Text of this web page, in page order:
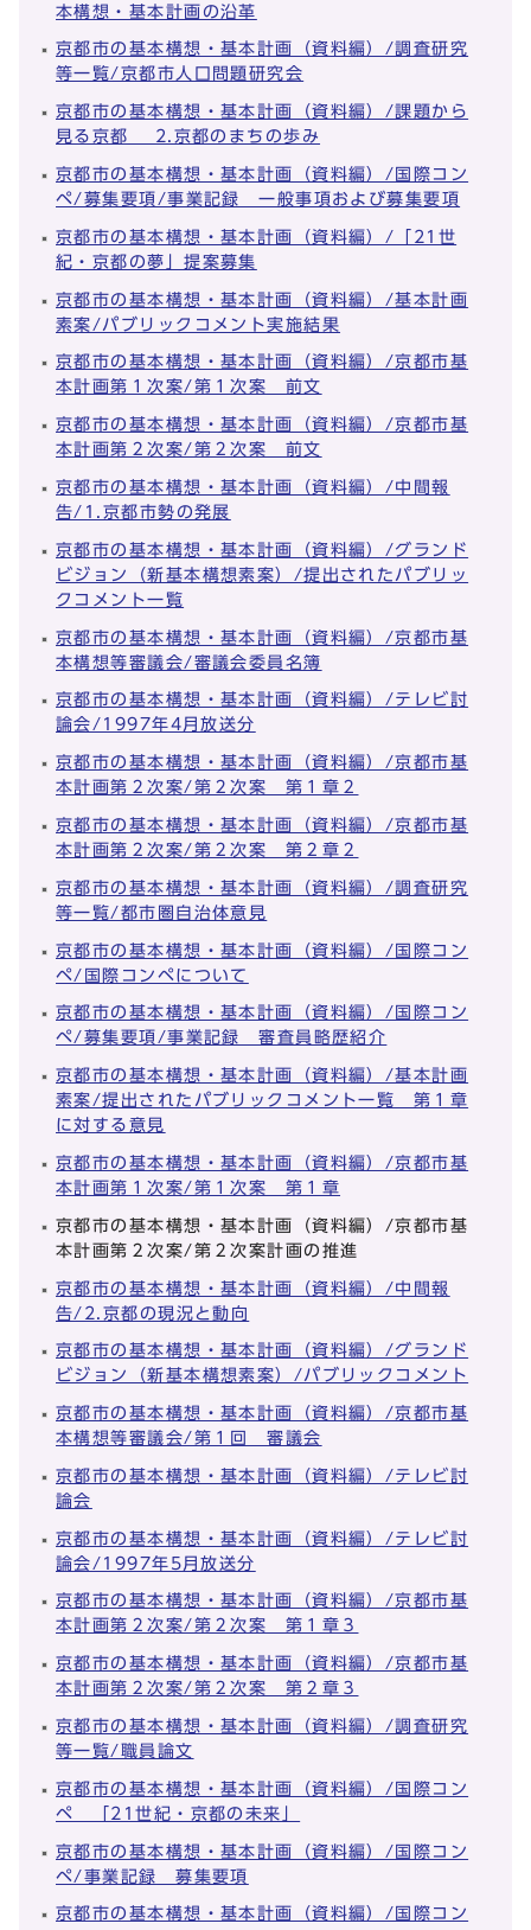
本構想・基本計画の沿革
京都市の基本構想・基本計画（資料編）/調査研究
等一覧/京都市人口問題研究会
京都市の基本構想・基本計画（資料編）/課題から
見る京都 2.京都のまちの歩み
京都市の基本構想・基本計画（資料編）/国際コン
ペ/募集要項/事業記録 一般事項および募集要項
京都市の基本構想・基本計画（資料編）/「21世
紀・京都の夢」提案募集
京都市の基本構想・基本計画（資料編）/基本計画
素案/パブリックコメント実施結果
京都市の基本構想・基本計画（資料編）/京都市基
本計画第１次案/第１次案 前文
京都市の基本構想・基本計画（資料編）/京都市基
本計画第２次案/第２次案 前文
京都市の基本構想・基本計画（資料編）/中間報
告/1.京都市勢の発展
京都市の基本構想・基本計画（資料編）/グランド
ビジョン（新基本構想素案）/提出されたパブリッ
クコメント一覧
京都市の基本構想・基本計画（資料編）/京都市基
本構想等審議会/審議会委員名簿
京都市の基本構想・基本計画（資料編）/テレビ討
論会/1997年4月放送分
京都市の基本構想・基本計画（資料編）/京都市基
本計画第２次案/第２次案 第１章２
京都市の基本構想・基本計画（資料編）/京都市基
本計画第２次案/第２次案 第２章２
京都市の基本構想・基本計画（資料編）/調査研究
等一覧/都市圏自治体意見
京都市の基本構想・基本計画（資料編）/国際コン
ペ/国際コンペについて
京都市の基本構想・基本計画（資料編）/国際コン
ペ/募集要項/事業記録 審査員略歴紹介
京都市の基本構想・基本計画（資料編）/基本計画
素案/提出されたパブリックコメント一覧 第１章
に対する意見
京都市の基本構想・基本計画（資料編）/京都市基
本計画第１次案/第１次案 第１章
京都市の基本構想・基本計画（資料編）/京都市基
本計画第２次案/第２次案計画の推進
京都市の基本構想・基本計画（資料編）/中間報
告/2.京都の現況と動向
京都市の基本構想・基本計画（資料編）/グランド
ビジョン（新基本構想素案）/パブリックコメント
京都市の基本構想・基本計画（資料編）/京都市基
本構想等審議会/第１回 審議会
京都市の基本構想・基本計画（資料編）/テレビ討
論会
京都市の基本構想・基本計画（資料編）/テレビ討
論会/1997年5月放送分
京都市の基本構想・基本計画（資料編）/京都市基
本計画第２次案/第２次案 第１章３
京都市の基本構想・基本計画（資料編）/京都市基
本計画第２次案/第２次案 第２章３
京都市の基本構想・基本計画（資料編）/調査研究
等一覧/職員論文
京都市の基本構想・基本計画（資料編）/国際コン
ペ 「21世紀・京都の未来」
京都市の基本構想・基本計画（資料編）/国際コン
ペ/事業記録 募集要項
京都市の基本構想・基本計画（資料編）/国際コン